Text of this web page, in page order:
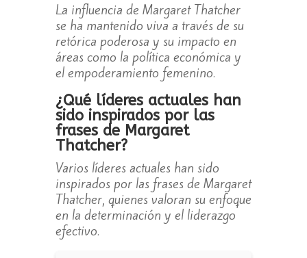
La influencia de Margaret Thatcher
se ha mantenido viva a través de su
retórica poderosa y su impacto en
áreas como la política económica y
el empoderamiento femenino.
¿Qué líderes actuales han
sido inspirados por las
frases de Margaret
Thatcher?
Varios líderes actuales han sido
inspirados por las frases de Margaret
Thatcher, quienes valoran su enfoque
en la determinación y el liderazgo
efectivo.